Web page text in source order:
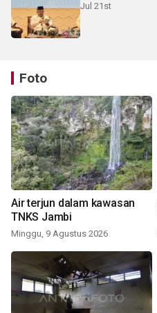
Jul 21st
Foto
Air terjun dalam kawasan
TNKS Jambi
Minggu, 9 Agustus 2026